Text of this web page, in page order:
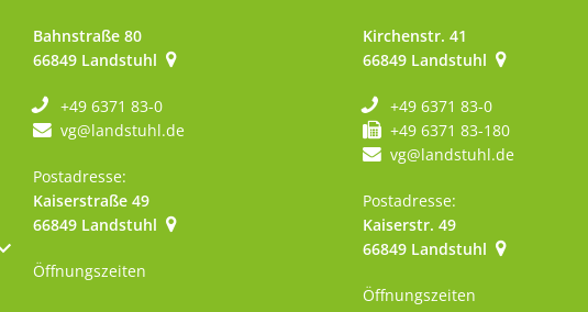
auszublenden
Bahnstraße 80
66849 Landstuhl
+49 6371 83-0
vg@landstuhl.de
Postadresse:
Kaiserstraße 49
66849 Landstuhl
Öffnungszeiten
Kirchenstr. 41
66849 Landstuhl
+49 6371 83-0
+49 6371 83-180
vg@landstuhl.de
Postadresse:
Kaiserstr. 49
66849 Landstuhl
Öffnungszeiten